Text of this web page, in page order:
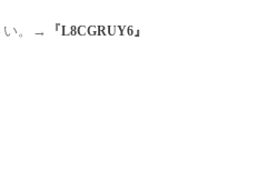
い。→
『L8CGRUY6』